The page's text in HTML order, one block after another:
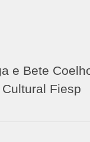
e Bete
Fiesp